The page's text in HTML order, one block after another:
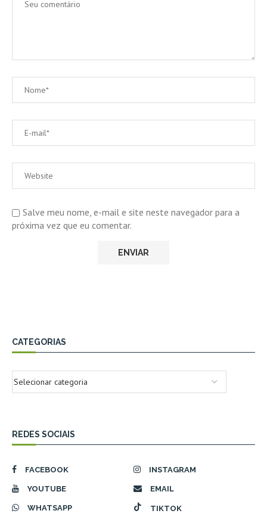
Salve meu nome, e-mail e site neste navegador para a
próxima vez que eu comentar.
CATEGORIAS
REDES SOCIAIS
FACEBOOK INSTAGRAM
YOUTUBE EMAIL
WHATSAPP TIKTOK